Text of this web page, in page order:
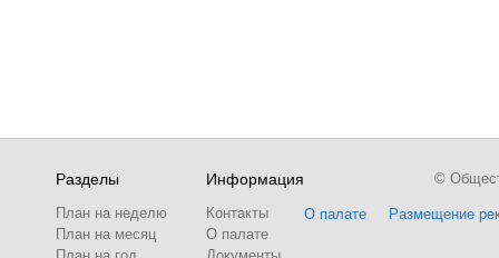
Разделы
План на неделю
План на месяц
Информация
Контакты
О палате
О палате Размещение
©